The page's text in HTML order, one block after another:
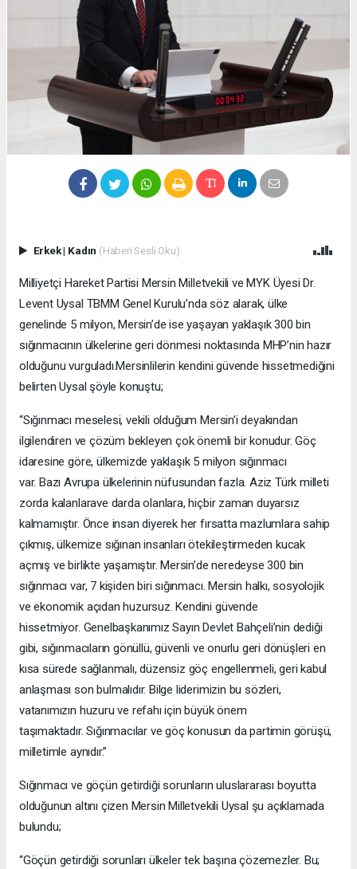
Erkek| Kadın (Haberi Sesli Oku)
Milliyetçi Hareket Partisi Mersin Milletvekili ve MYK Üyesi Dr.
Levent Uysal TBMM Genel Kurulu’nda söz alarak, ülke
genelinde 5 milyon, Mersin’de ise yaşayan yaklaşık 300 bin
sığınmacının ülkelerine geri dönmesi noktasında MHP’nin hazır
olduğunu vurguladı.Mersinlilerin kendini güvende hissetmediğini
belirten Uysal şöyle konuştu;
“Sığınmacı meselesi, vekili olduğum Mersin’i deyakından
ilgilendiren ve çözüm bekleyen çok önemli bir konudur. Göç
idaresine göre, ülkemizde yaklaşık 5 milyon sığınmacı
var. Bazı Avrupa ülkelerinin nüfusundan fazla. Aziz Türk milleti
zorda kalanlarave darda olanlara, hiçbir zaman duyarsız
kalmamıştır. Önce insan diyerek her fırsatta mazlumlara sahip
çıkmış, ülkemize sığınan insanları ötekileştirmeden kucak
açmış ve birlikte yaşamıştır. Mersin’de neredeyse 300 bin
sığınmacı var, 7 kişiden biri sığınmacı. Mersin halkı, sosyolojik
ve ekonomik açıdan huzursuz. Kendini güvende
hissetmiyor. Genelbaşkanımız Sayın Devlet Bahçeli’nin dediği
gibi, sığınmacıların gönüllü, güvenli ve onurlu geri dönüşleri en
kısa sürede sağlanmalı, düzensiz göç engellenmeli, geri kabul
anlaşması son bulmalıdır. Bilge liderimizin bu sözleri,
vatanımızın huzuru ve refahı için büyük önem
taşımaktadır. Sığınmacılar ve göç konusun da partimin görüşü,
milletimle aynıdır.”
Sığınmacı ve göçün getirdiği sorunların uluslararası boyutta
olduğunun altını çizen Mersin Milletvekili Uysal şu açıklamada
bulundu;
“Göçün getirdiği sorunları ülkeler tek başına çözemezler. Bu;